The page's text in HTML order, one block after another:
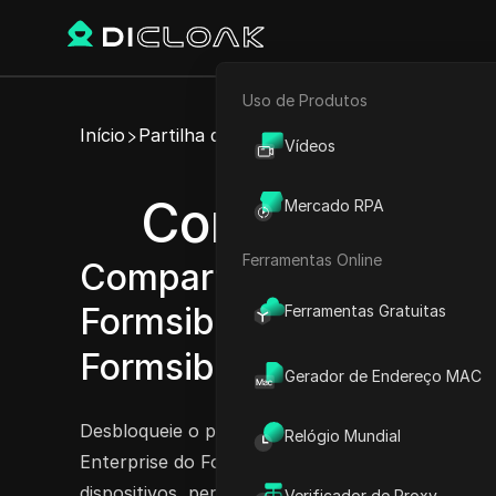
E-commerce
Uso de Produtos
Vídeos
Mercado RPA
Ferramentas Online
Ferramentas Gratuitas
Gerador de Endereço MAC
Relógio Mundial
Início Partilha de Conta
Compartilhe
Compartilhe facilmente
Formsible Professional,
Formsible Enterprise.
Desbloqueie o poder da colaboração com os
Enterprise do Formsible! Compartilhe suas